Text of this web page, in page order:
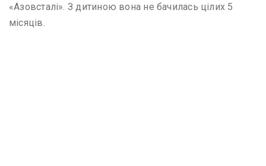
«Азовсталі». З дитиною вона не бачилась цілих 5
місяців.